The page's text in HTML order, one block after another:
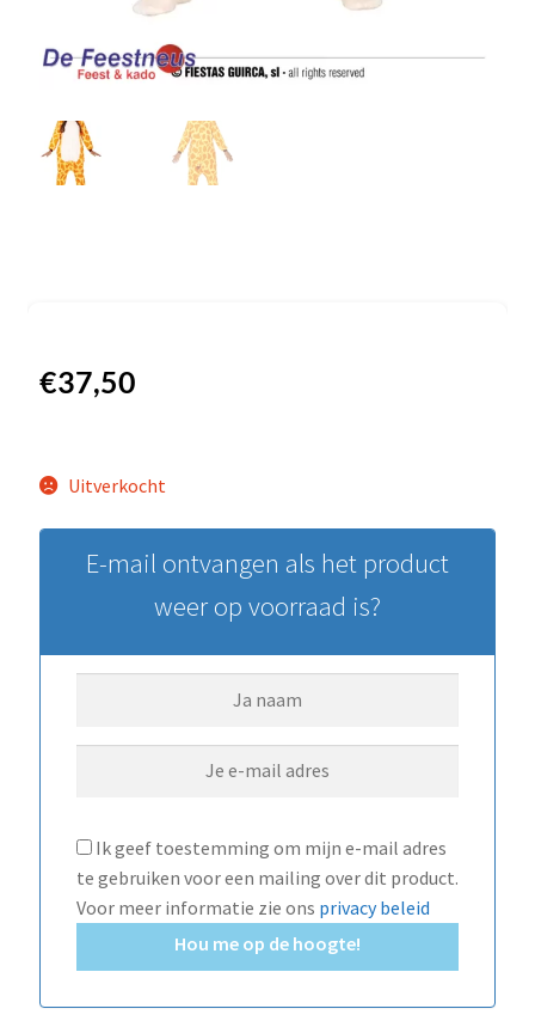
€37,50
Uitverkocht
E-mail ontvangen als het product
weer op voorraad is?
Ik geef toestemming om mijn e-mail adres
te gebruiken voor een mailing over dit product.
Voor meer informatie zie ons privacy beleid
Hou me op de hoogte!